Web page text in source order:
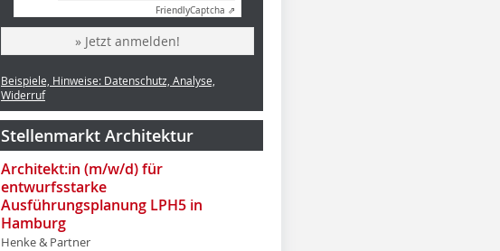
FriendlyCaptcha ⇗
» Jetzt anmelden!
Beispiele, Hinweise: Datenschutz, Analyse,
Widerruf
Stellenmarkt Architektur
Architekt:in (m/w/d) für
entwurfsstarke
Ausführungsplanung LPH5 in
Hamburg
Henke & Partner